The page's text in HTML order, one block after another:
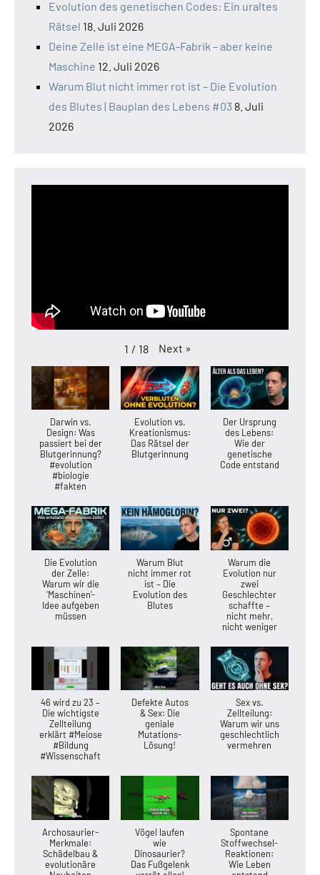
Evolution des genetischen Codes: Ein uraltes
Rätsel 18. Juli 2026
Deine Zelle ist eine MEGA-Fabrik – aber keine
Maschine 12. Juli 2026
Warum Blut nicht immer rot ist – Die Evolution
des Blutes | Bauplan des Lebens #03 8. Juli
2026
1 / 18 Next »
Darwin vs.
Design: Was
passiert bei der
Blutgerinnung?
#evolution
#biologie
#fakten
Evolution vs.
Kreationismus:
Das Rätsel der
Blutgerinnung
Der Ursprung
des Lebens:
Wie der
genetische
Code entstand
Die Evolution
der Zelle:
Warum wir die
'Maschinen'-
Idee aufgeben
müssen
Warum Blut
nicht immer rot
ist – Die
Evolution des
Blutes
Warum die
Evolution nur
zwei
Geschlechter
schaffte –
nicht mehr,
nicht weniger
46 wird zu 23 –
Die wichtigste
Zellteilung
erklärt #Meiose
#Bildung
#Wissenschaft
Defekte Autos
& Sex: Die
geniale
Mutations-
Lösung!
Sex vs.
Zellteilung:
Warum wir uns
geschlechtlich
vermehren
Archosaurier-
Merkmale:
Schädelbau &
evolutionäre
Vögel laufen
wie
Dinosaurier?
Das Fußgelenk
Spontane
Stoffwechsel-
Reaktionen:
Wie Leben